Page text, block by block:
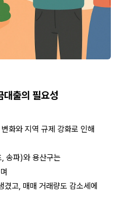
대출의 필요성
화와 지역 규제 강화로 인해
송파)와 용산구는
고, 매매 거래량도 감소세에